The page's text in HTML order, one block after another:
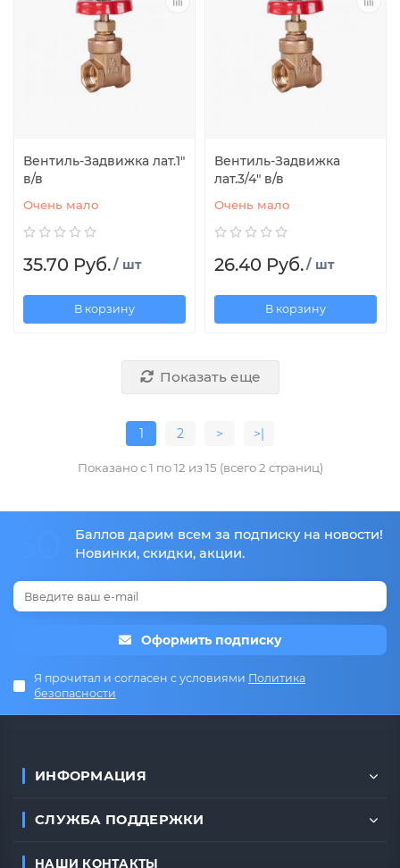
Вентиль-Задвижка лат.1"
в/в
Очень мало
35.70 Руб./ шт
В корзину
Вентиль-Задвижка
лат.3/4" в/в
Очень мало
26.40 Руб./ шт
В корзину
Показать еще
1 2 > >|
Показано с 1 по 12 из 15 (всего 2 страниц)
Баллов дарим всем за подписку на новости!
Новинки, скидки, акции.
Оформить подписку
Я прочитал и согласен с условиями Политика
безопасности
ИНФОРМАЦИЯ
СЛУЖБА ПОДДЕРЖКИ
НАШИ КОНТАКТЫ